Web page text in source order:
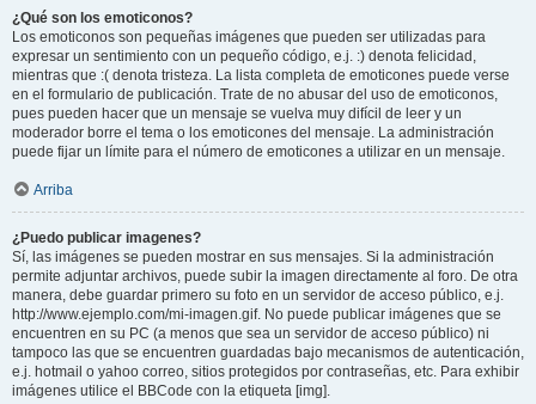
¿Qué son los emoticonos?
Los emoticonos son pequeñas imágenes que pueden ser utilizadas para
expresar un sentimiento con un pequeño código, e.j. :) denota felicidad,
mientras que :( denota tristeza. La lista completa de emoticones puede verse
en el formulario de publicación. Trate de no abusar del uso de emoticonos,
pues pueden hacer que un mensaje se vuelva muy difícil de leer y un
moderador borre el tema o los emoticones del mensaje. La administración
puede fijar un límite para el número de emoticones a utilizar en un mensaje.
Arriba
¿Puedo publicar imagenes?
Sí, las imágenes se pueden mostrar en sus mensajes. Si la administración
permite adjuntar archivos, puede subir la imagen directamente al foro. De otra
manera, debe guardar primero su foto en un servidor de acceso público, e.j.
http://www.ejemplo.com/mi-imagen.gif. No puede publicar imágenes que se
encuentren en su PC (a menos que sea un servidor de acceso público) ni
tampoco las que se encuentren guardadas bajo mecanismos de autenticación,
e.j. hotmail o yahoo correo, sitios protegidos por contraseñas, etc. Para exhibir
imágenes utilice el BBCode con la etiqueta [img].